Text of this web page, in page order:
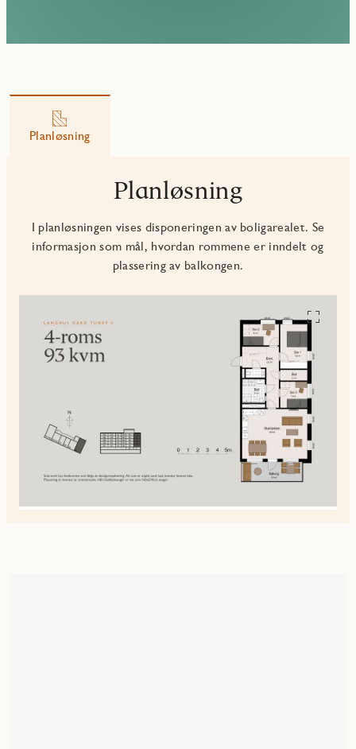
Planløsning
Planløsning
I planløsningen vises disponeringen av boligarealet. Se
informasjon som mål, hvordan rommene er inndelt og
plassering av balkongen.
Se
alle